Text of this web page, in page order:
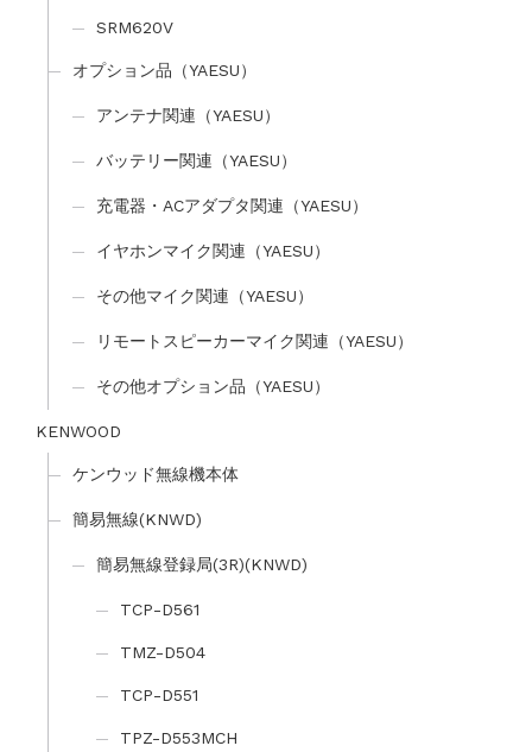
SRM620V
オプション品（YAESU）
アンテナ関連（YAESU）
バッテリー関連（YAESU）
充電器・ACアダプタ関連（YAESU）
イヤホンマイク関連（YAESU）
その他マイク関連（YAESU）
リモートスピーカーマイク関連（YAESU）
その他オプション品（YAESU）
KENWOOD
ケンウッド無線機本体
簡易無線(KNWD)
簡易無線登録局(3R)(KNWD)
TCP-D561
TMZ-D504
TCP-D551
TPZ-D553MCH